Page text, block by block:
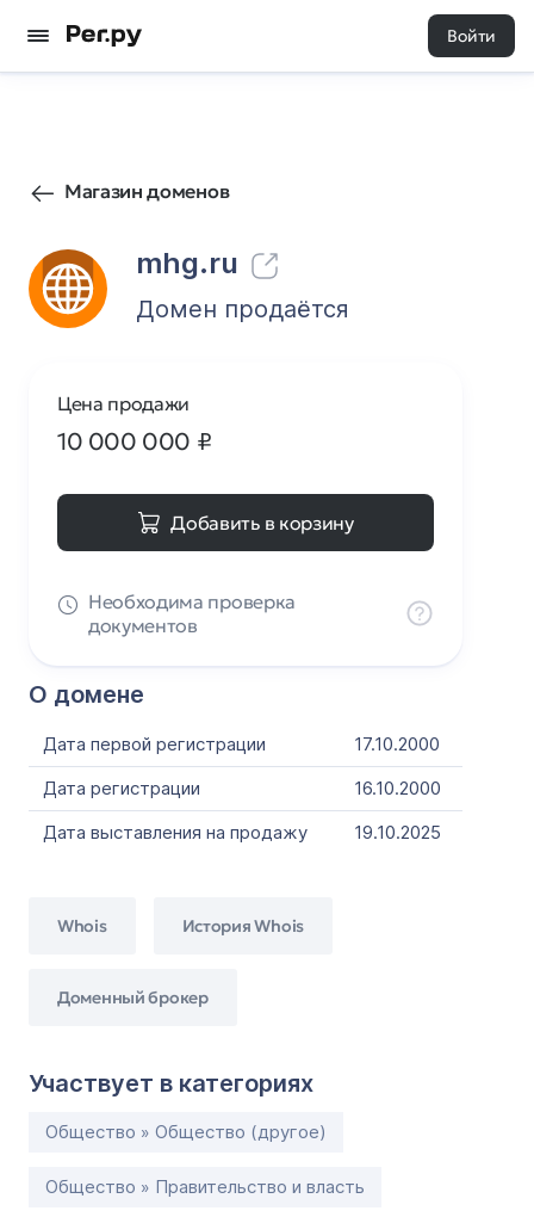
Войти
Магазин доменов
mhg.ru
287 0
Домен продаётся
О домене
Дата первой регистрации
17.10.2000
Дата регистрации
16.10.2000
Дата выставления на продажу
19.10.2025
Whois История Whois
Доменный брокер
Участвует в категориях
Общество » Общество (другое)
Общество » Правительство и власть
Цена продажи
10 000 000 ₽
Добавить в корзину
Необходима проверка
документов